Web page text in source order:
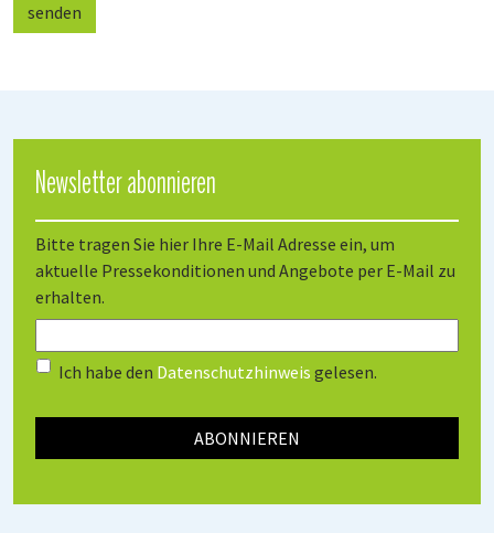
senden
Newsletter abonnieren
Bitte tragen Sie hier Ihre E-Mail Adresse ein, um
aktuelle Pressekonditionen und Angebote per E-Mail zu
erhalten.
Ich habe den Datenschutzhinweis gelesen.